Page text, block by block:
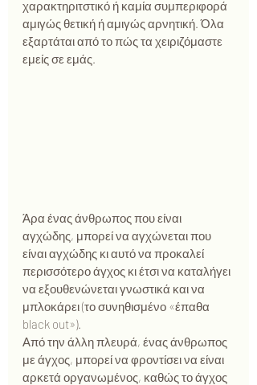
χαρακτηριτστικό ή καμία συμπεριφορά
αμιγώς θετική ή αμιγώς αρνητική. Όλα
εξαρτάται από το πώς τα χειριζόμαστε
εμείς σε εμάς.
Άρα ένας άνθρωπος που είναι
αγχώδης, μπορεί να αγχώνεται που
είναι αγχώδης κι αυτό να προκαλεί
περισσότερο άγχος κι έτσι να καταλήγει
να εξουθενώνεται γνωστικά και να
μπλοκάρει (το συνηθισμένο «έπαθα
black out»).
Από την άλλη πλευρά, ένας άνθρωπος
με άγχος, μπορεί να φροντίσει να είναι
αρκετά οργανωμένος, καθώς το άγχος